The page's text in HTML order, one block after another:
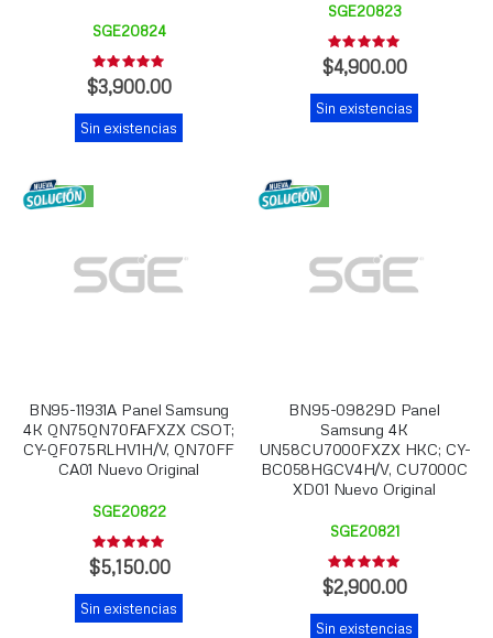
SGE20824
Rating:
0%
$3,900.00
Sin existencias
SGE20823
Rating:
0%
$4,900.00
Sin existencias
NUEVO
BN95-11931A Panel Samsung
4K QN75QN70FAFXZX CSOT;
CY-QF075RLHV1H/V, QN70FF
CA01 Nuevo Original
SGE20822
Rating:
0%
$5,150.00
Sin existencias
NUEVO
BN95-09829D Panel
Samsung 4K
UN58CU7000FXZX HKC; CY-
BC058HGCV4H/V, CU7000C
XD01 Nuevo Original
SGE20821
Rating:
0%
$2,900.00
Sin existencias